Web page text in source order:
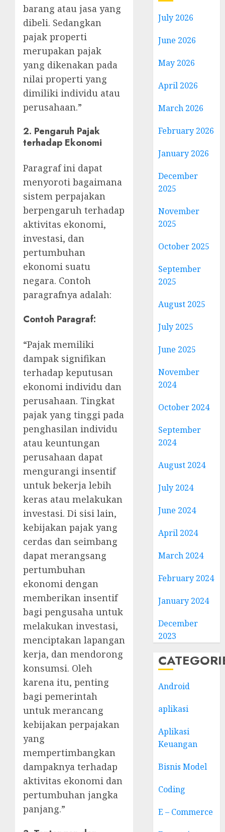
barang atau jasa yang
dibeli. Sedangkan
pajak properti
merupakan pajak
yang dikenakan pada
nilai properti yang
dimiliki individu atau
perusahaan.”
2. Pengaruh Pajak
terhadap Ekonomi
Paragraf ini dapat
menyoroti bagaimana
sistem perpajakan
berpengaruh terhadap
aktivitas ekonomi,
investasi, dan
pertumbuhan
ekonomi suatu
negara. Contoh
paragrafnya adalah:
Contoh Paragraf:
“Pajak memiliki
dampak signifikan
terhadap keputusan
ekonomi individu dan
perusahaan. Tingkat
pajak yang tinggi pada
penghasilan individu
atau keuntungan
perusahaan dapat
mengurangi insentif
untuk bekerja lebih
keras atau melakukan
investasi. Di sisi lain,
kebijakan pajak yang
cerdas dan seimbang
dapat merangsang
pertumbuhan
ekonomi dengan
memberikan insentif
bagi pengusaha untuk
melakukan investasi,
menciptakan lapangan
kerja, dan mendorong
konsumsi. Oleh
karena itu, penting
bagi pemerintah
untuk merancang
kebijakan perpajakan
yang
mempertimbangkan
dampaknya terhadap
aktivitas ekonomi dan
pertumbuhan jangka
panjang.”
July 2026
June 2026
May 2026
April 2026
March 2026
February 2026
January 2026
December
2025
November
2025
October 2025
September
2025
August 2025
July 2025
June 2025
November
2024
October 2024
September
2024
August 2024
July 2024
June 2024
April 2024
March 2024
February 2024
January 2024
December
2023
Android
aplikasi
Aplikasi
Keuangan
Bisnis Model
Coding
E – Commerce